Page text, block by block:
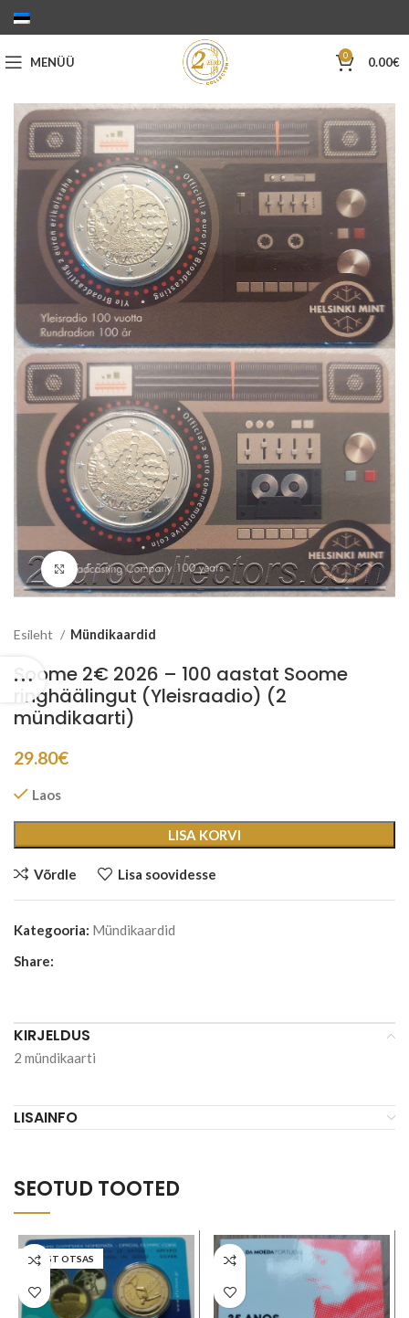
MENÜÜ 0 0.00€
Suurenda
Esileht Mündikaardid
Soome 2€ 2026 – 100 aastat Soome
ringhäälingut (Yleisraadio) (2
mündikaarti)
29.80€
Laos
LISA KORVI
Võrdle Lisa soovidesse
Kategooria: Mündikaardid
Share:
KIRJELDUS
2 mündikaarti
LISAINFO
SEOTUD TOOTED
LAOST OTSAS